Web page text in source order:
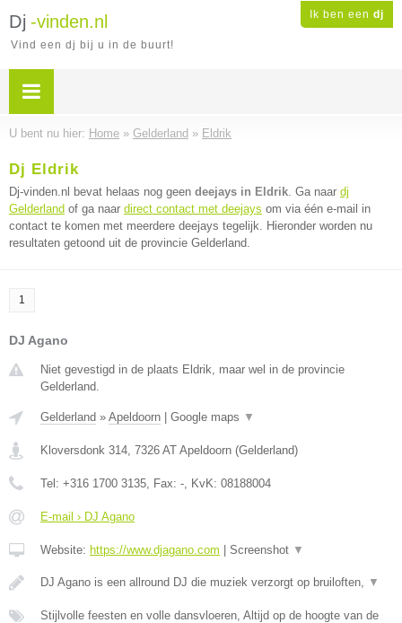
Ik ben een dj
Dj -vinden.nl
Vind een dj bij u in de buurt!
U bent nu hier: Home » Gelderland » Eldrik
Dj Eldrik
Dj-vinden.nl bevat helaas nog geen deejays in Eldrik. Ga naar dj
Gelderland of ga naar direct contact met deejays om via één e-mail in
contact te komen met meerdere deejays tegelijk. Hieronder worden nu
resultaten getoond uit de provincie Gelderland.
1
DJ Agano
Niet gevestigd in de plaats Eldrik, maar wel in de provincie
Gelderland.
Gelderland » Apeldoorn Google maps ▼
Kloversdonk 314, 7326 AT Apeldoorn (Gelderland)
Tel: +316 1700 3135, Fax: -, KvK: 08188004
E-mail › DJ Agano
Website: https://www.djagano.com Screenshot ▼
DJ Agano is een allround DJ die muziek verzorgt op bruiloften, ▼
Stijlvolle feesten en volle dansvloeren, Altijd op de hoogte van de